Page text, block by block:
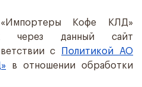
Кофе КЛД»
через данный сайт
с
Политикой АО
в отношении обработки